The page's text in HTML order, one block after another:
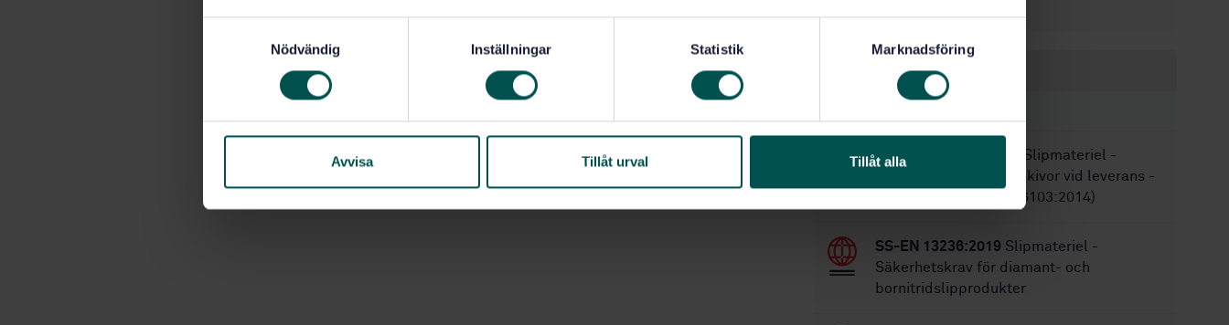
s
Nödvändig Inställningar Statistik Marknadsföring
Avvisa Tillåt urval Tillåt alla
Inom samma område
SS-EN ISO 6103:2014
Slipmateriel -
Tillåten obalans i slipskivor vid leverans -
Statisk provning (ISO 6103:2014)
SS-EN 13236:2019 Slipmateriel -
Säkerhetskrav för diamant- och
bornitridslipprodukter